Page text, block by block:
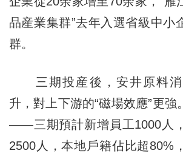
品産業集群”去年入選省級中小
群。
三期投産後，安井原料消
升，對上下游的“磁場效應”更強
——三期預計新增員工1000人
2500人，本地戶籍佔比超80%